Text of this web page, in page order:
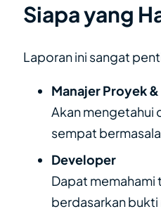
Siapa yang
Laporan ini sangat
Manajer Proyek
Akan mengetahui
sempat
Developer
Dapat memahami
berdasarkan bukti